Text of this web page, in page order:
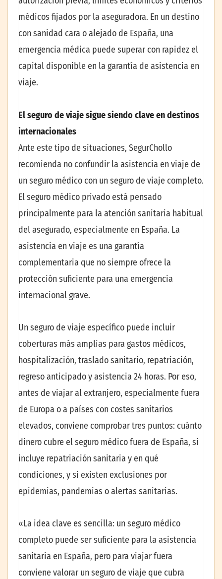
médicos fijados por la aseguradora. En un destino
con sanidad cara o alejado de España, una
emergencia médica puede superar con rapidez el
capital disponible en la garantía de asistencia en
viaje.
El seguro de viaje sigue siendo clave en destinos
internacionales
Ante este tipo de situaciones, SegurChollo
recomienda no confundir la asistencia en viaje de
un seguro médico con un seguro de viaje completo.
El seguro médico privado está pensado
principalmente para la atención sanitaria habitual
del asegurado, especialmente en España. La
asistencia en viaje es una garantía
complementaria que no siempre ofrece la
protección suficiente para una emergencia
internacional grave.
Un seguro de viaje específico puede incluir
coberturas más amplias para gastos médicos,
hospitalización, traslado sanitario, repatriación,
regreso anticipado y asistencia 24 horas. Por eso,
antes de viajar al extranjero, especialmente fuera
de Europa o a países con costes sanitarios
elevados, conviene comprobar tres puntos: cuánto
dinero cubre el seguro médico fuera de España, si
incluye repatriación sanitaria y en qué
condiciones, y si existen exclusiones por
epidemias, pandemias o alertas sanitarias.
«La idea clave es sencilla: un seguro médico
completo puede ser suficiente para la asistencia
sanitaria en España, pero para viajar fuera
conviene valorar un seguro de viaje que cubra